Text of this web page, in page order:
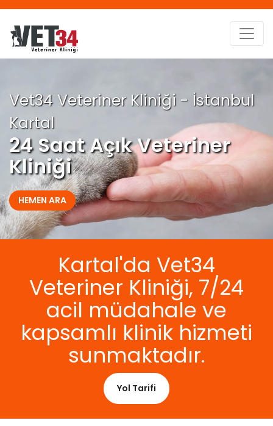
Vet34 Veteriner Kliniği - İstanbul
Kartal
24 Saat Açık Veteriner
Kliniği
HEMEN ARA
Kartal'da Vet34
Veteriner Kliniği, 7/24
acil müdahale ve
kapsamlı klinik hizmeti
sunmaktadır.
Yol Tarifi